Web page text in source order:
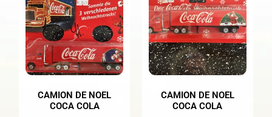
CAMION DE NOEL
COCA COLA
CAMION DE NOEL
COCA COLA